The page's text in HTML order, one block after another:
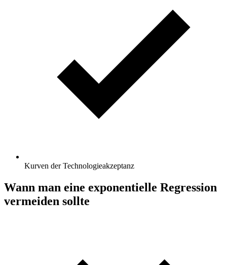
Kurven der Technologieakzeptanz
Wann man eine exponentielle Regression
vermeiden sollte